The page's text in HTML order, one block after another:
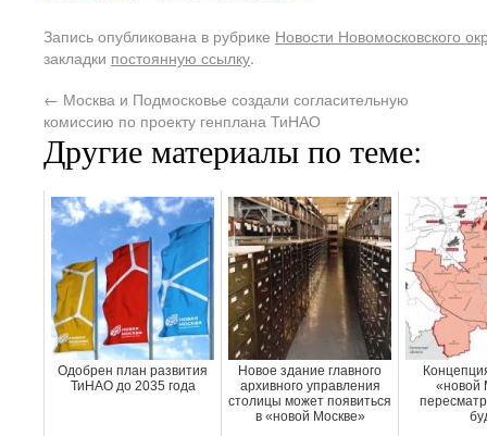
Запись опубликована в рубрике Новости Новомосковского
закладки постоянную ссылку.
← Москва и Подмосковье создали согласительную
комиссию по проекту генплана ТиНАО
Другие материалы по теме:
Одобрен план развития
ТиНАО до 2035 года
Новое здание главного
архивного управления
столицы может появиться
в «новой Москве»
«новой